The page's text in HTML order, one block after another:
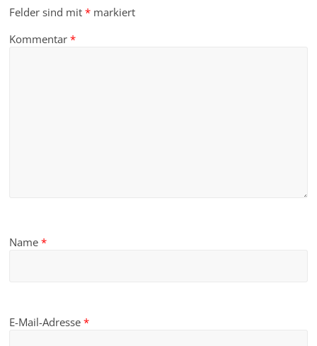
Felder sind mit* markiert
Kommentar*
Name*
E-Mail-Adresse*